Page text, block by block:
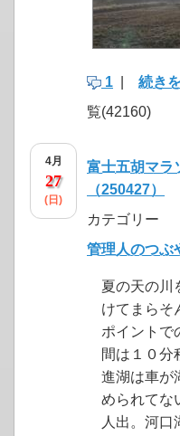
1 続き
覧(42160)
4月
27
(日)
富士五胡マラ
（250427）
カテゴリー
管理人のつぶ
夏の天の川
けてまらそ
ポイントで
間は１０分
進湖は車が
められてな
人出。河口